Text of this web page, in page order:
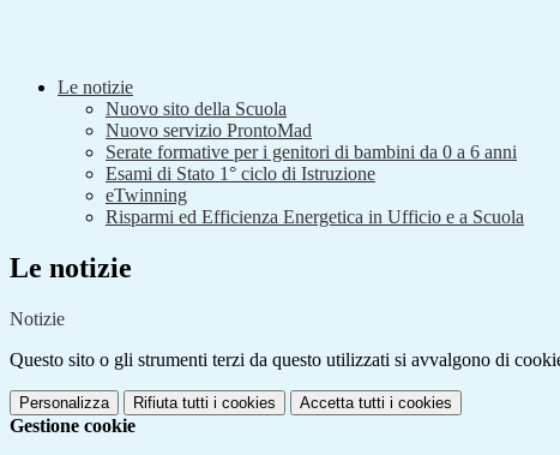
Le notizie
Nuovo sito della Scuola
Nuovo servizio ProntoMad
Serate formative per i genitori di bambini da 0 a 6 anni
Esami di Stato 1° ciclo di Istruzione
eTwinning
Risparmi ed Efficienza Energetica in Ufficio e a Scuola
Le notizie
Notizie
Questo sito o gli strumenti terzi da questo utilizzati si avvalgono di
Personalizza Rifiuta tutti i cookies Accetta tutti i cookies
Gestione cookie